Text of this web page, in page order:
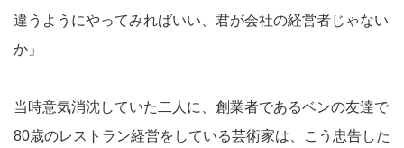
違うようにやってみればいい、君が会社の経営者じゃない
か」
当時意気消沈していた二人に、創業者であるベンの友達で
80歳のレストラン経営をしている芸術家は、こう忠告した